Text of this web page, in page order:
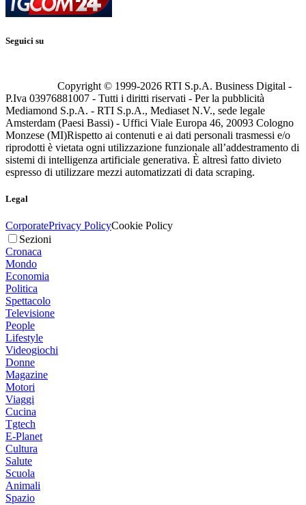
Seguici su
Copyright © 1999-2026 RTI S.p.A. Business Digital -
P.Iva 03976881007 - Tutti i diritti riservati - Per la pubblicità
Mediamond S.p.A. - RTI S.p.A., Mediaset N.V., sede legale
Amsterdam (Paesi Bassi) - Uffici Viale Europa 46, 20093 Cologno
Monzese (MI)Rispetto ai contenuti e ai dati personali trasmessi e/o
riprodotti è vietata ogni utilizzazione funzionale all’addestramento di
sistemi di intelligenza artificiale generativa. È altresì fatto divieto
espresso di utilizzare mezzi automatizzati di data scraping.
Legal
CorporatePrivacy PolicyCookie Policy
Sezioni
Cronaca
Mondo
Economia
Politica
Spettacolo
Televisione
People
Lifestyle
Videogiochi
Donne
Magazine
Motori
Viaggi
Cucina
Tgtech
E-Planet
Cultura
Salute
Scuola
Animali
Spazio